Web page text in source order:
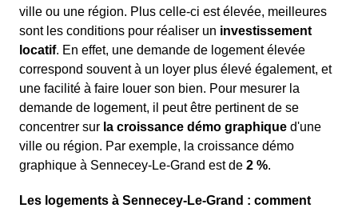
ville ou une région. Plus celle-ci est élevée, meilleures
sont les conditions pour réaliser un investissement
locatif. En effet, une demande de logement élevée
correspond souvent à un loyer plus élevé également, et
une facilité à faire louer son bien. Pour mesurer la
demande de logement, il peut être pertinent de se
concentrer sur la croissance démo graphique d'une
ville ou région. Par exemple, la croissance démo
graphique à Sennecey-Le-Grand est de 2 %.
Les logements à Sennecey-Le-Grand : comment